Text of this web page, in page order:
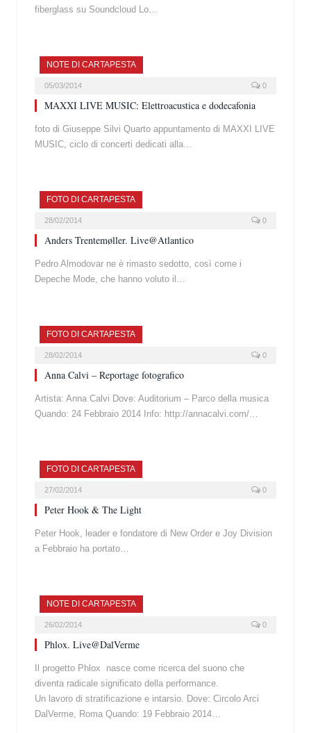
fiberglass su Soundcloud Lo…
NOTE DI CARTAPESTA
05/03/2014 0
MAXXI LIVE MUSIC: Elettroacustica e dodecafonia
foto di Giuseppe Silvi Quarto appuntamento di MAXXI LIVE
MUSIC, ciclo di concerti dedicati alla…
FOTO DI CARTAPESTA
28/02/2014 0
Anders Trentemøller. Live@Atlantico
Pedro Almodovar ne è rimasto sedotto, così come i
Depeche Mode, che hanno voluto il…
FOTO DI CARTAPESTA
28/02/2014 0
Anna Calvi – Reportage fotografico
Artista: Anna Calvi Dove: Auditorium – Parco della musica
Quando: 24 Febbraio 2014 Info: http://annacalvi.com/…
FOTO DI CARTAPESTA
27/02/2014 0
Peter Hook & The Light
Peter Hook, leader e fondatore di New Order e Joy Division
a Febbraio ha portato…
NOTE DI CARTAPESTA
26/02/2014 0
Phlox. Live@DalVerme
Il progetto Phlox nasce come ricerca del suono che
diventa radicale significato della performance.
Un lavoro di stratificazione e intarsio. Dove: Circolo Arci
DalVerme, Roma Quando: 19 Febbraio 2014…